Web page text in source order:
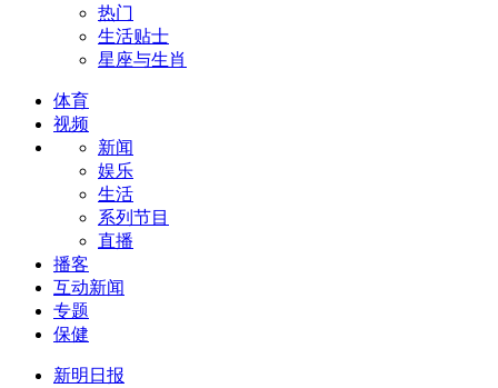
热门
生活贴士
星座与生肖
体育
视频
新闻
娱乐
生活
系列节目
直播
播客
互动新闻
专题
保健
新明日报